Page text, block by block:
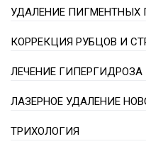
УДАЛЕНИЕ ПИГМЕНТНЫХ
КОРРЕКЦИЯ РУБЦОВ И
ЛЕЧЕНИЕ ГИПЕРГИДРОЗА
ЛАЗЕРНОЕ УДАЛЕНИЕ
ТРИХОЛОГИЯ